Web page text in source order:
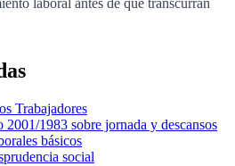
laboral antes de que transcurran
Trabajadores
1983 sobre jornada y descansos
básicos
social